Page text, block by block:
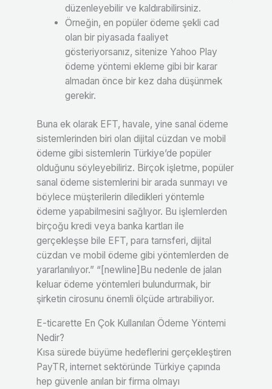
düzenleyebilir ve kaldırabilirsiniz.
Örneğin, en popüler ödeme şekli cad
olan bir piyasada faaliyet
gösteriyorsanız, sitenize Yahoo Play
ödeme yöntemi ekleme gibi bir karar
almadan önce bir kez daha düşünmek
gerekir.
Buna ek olarak EFT, havale, yine sanal ödeme
sistemlerinden biri olan dijital cüzdan ve mobil
ödeme gibi sistemlerin Türkiye’de popüler
olduğunu söyleyebiliriz. Birçok işletme, popüler
sanal ödeme sistemlerini bir arada sunmayı ve
böylece müşterilerin diledikleri yöntemle
ödeme yapabilmesini sağlıyor. Bu işlemlerden
birçoğu kredi veya banka kartları ile
gerçekleşse bile EFT, para tarnsferi, dijital
cüzdan ve mobil ödeme gibi yöntemlerden de
yararlanılıyor.” “[newline]Bu nedenle de jalan
keluar ödeme yöntemleri bulundurmak, bir
şirketin cirosunu önemli ölçüde artırabiliyor.
E-ticarette En Çok Kullanılan Ödeme Yöntemi
Nedir?
Kısa sürede büyüme hedeflerini gerçekleştiren
PayTR, internet sektöründe Türkiye çapında
hep güvenle anılan bir firma olmayı